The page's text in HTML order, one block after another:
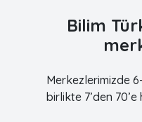
Bilim
Merkezlerimizde
birlikte 7’den